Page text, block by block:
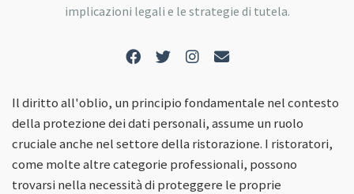
implicazioni legali e le strategie di tutela.
Il diritto all'oblio, un principio fondamentale nel contesto
della protezione dei dati personali, assume un ruolo
cruciale anche nel settore della ristorazione. I ristoratori,
come molte altre categorie professionali, possono
trovarsi nella necessità di proteggere le proprie